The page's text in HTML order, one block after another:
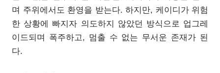
며 주위에서도 환영을 받는다. 하지만, 케이디가 위험
한 상황에 빠지자 의도하지 않았던 방식으로 업그레
이드되며 폭주하고, 멈출 수 없는 무서운 존재가 된
다.